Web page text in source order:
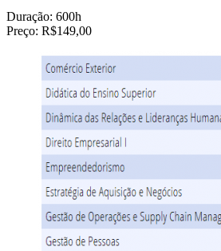
Duração: 600h
Preço: R$149,00